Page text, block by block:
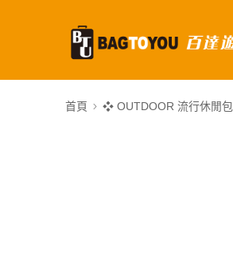
首頁 ❖ OUTDOOR 流行休閒包